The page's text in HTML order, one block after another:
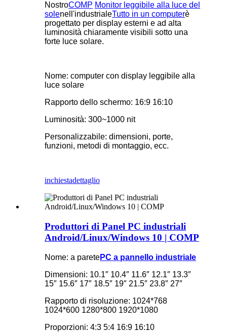
NostroCOMP Monitor leggibile alla luce del
solenell'industrialeTutto in un computerè
progettato per display esterni e ad alta
luminosità chiaramente visibili sotto una
forte luce solare.
Nome: computer con display leggibile alla
luce solare
Rapporto dello schermo: 16:9 16:10
Luminosità: 300~1000 nit
Personalizzabile: dimensioni, porte,
funzioni, metodi di montaggio, ecc.
inchiestadettaglio
Produttori di Panel PC industriali
Android/Linux/Windows 10 | COMP
Nome: a paretePC a pannello industriale
Dimensioni: 10.1″ 10.4″ 11.6″ 12.1″ 13.3″
15″ 15.6″ 17″ 18.5″ 19″ 21.5″ 23.8″ 27″
Rapporto di risoluzione: 1024*768
1024*600 1280*800 1920*1080
Proporzioni: 4:3 5:4 16:9 16:10